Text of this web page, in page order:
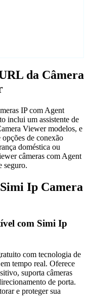
da Câmera
IP com Agent
inclui um assistente de
Viewer modelos, e
de conexão
doméstica ou
câmeras com Agent
seguro.
Ip Camera
com Simi Ip
com tecnologia de
tempo real. Oferece
suporta câmeras
de porta.
e proteger sua